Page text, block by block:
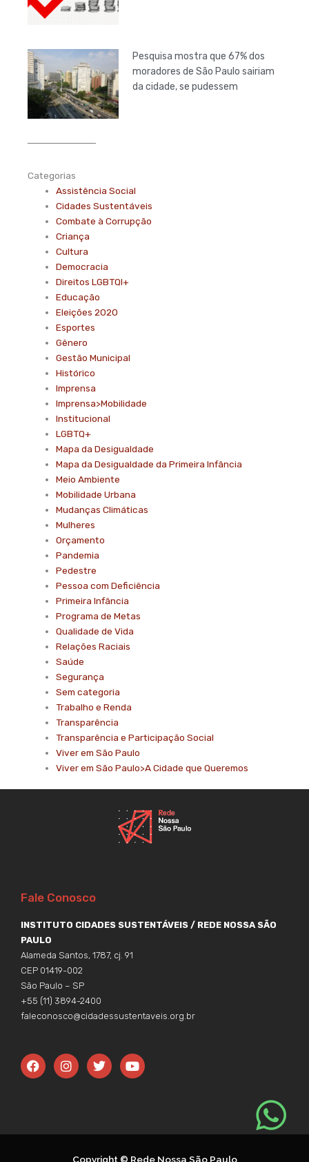
Pesquisa mostra que 67% dos
moradores de São Paulo sairiam
da cidade, se pudessem
Categorias
Assistência Social
Cidades Sustentáveis
Combate à Corrupção
Criança
Cultura
Democracia
Direitos LGBTQI+
Educação
Eleições 2020
Esportes
Gênero
Gestão Municipal
Histórico
Imprensa
Imprensa>Mobilidade
Institucional
LGBTQ+
Mapa da Desigualdade
Mapa da Desigualdade da Primeira Infância
Meio Ambiente
Mobilidade Urbana
Mudanças Climáticas
Mulheres
Orçamento
Pandemia
Pedestre
Pessoa com Deficiência
Primeira Infância
Programa de Metas
Qualidade de Vida
Relações Raciais
Saúde
Segurança
Sem categoria
Trabalho e Renda
Transparência
Transparência e Participação Social
Viver em São Paulo
Viver em São Paulo>A Cidade que Queremos
Fale Conosco
INSTITUTO CIDADES SUSTENTÁVEIS / REDE NOSSA SÃO
PAULO
Alameda Santos, 1787, cj. 91
CEP 01419-002
São Paulo – SP
+55 (11) 3894-2400
faleconosco@cidadessustentaveis.org.br
F
a
o
I
n
r
m
T
w
r
Y
o
e
Copyright © Rede Nossa São Paulo